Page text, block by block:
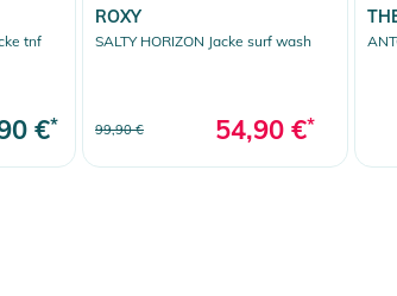
tnf
€*
ROXY
SALTY HORIZON Jacke surf wash
99,90 € 54,90 €*